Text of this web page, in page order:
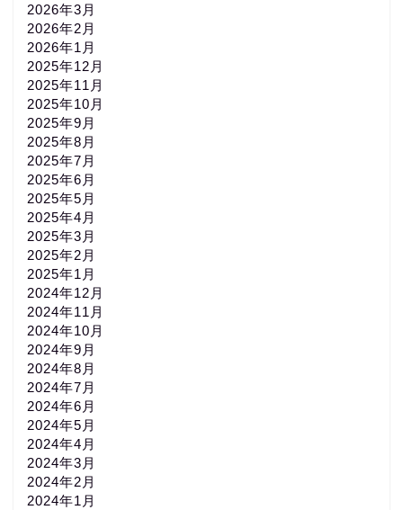
2026年3月
2026年2月
2026年1月
2025年12月
2025年11月
2025年10月
2025年9月
2025年8月
2025年7月
2025年6月
2025年5月
2025年4月
2025年3月
2025年2月
2025年1月
2024年12月
2024年11月
2024年10月
2024年9月
2024年8月
2024年7月
2024年6月
2024年5月
2024年4月
2024年3月
2024年2月
2024年1月